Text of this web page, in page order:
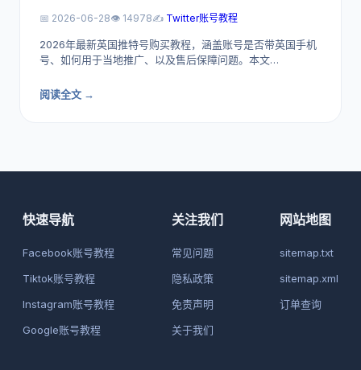
📅 2026-06-28👁️ 14978✍️ Twitter账号教程
2026年最新英国推特号购买教程，涵盖账号是否带英国手机
号、如何用于当地推广、以及售后保障问题。本文…
阅读全文 →
快速导航
Facebook账号教程
Tiktok账号教程
Instagram账号教程
Google账号教程
关注我们
常见问题
隐私政策
免责声明
关于我们
网站地图
sitemap.txt
sitemap.xml
订单查询